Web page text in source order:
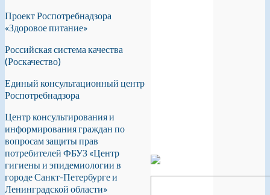
Проект Роспотребнадзора
«Здоровое питание»
Российская система качества
(Роскачество)
Единый консультационный центр
Роспотребнадзора
Центр консультирования и
информирования граждан по
вопросам защиты прав
потребителей ФБУЗ «Центр
гигиены и эпидемиологии в
городе Санкт-Петербурге и
Ленинградской области»